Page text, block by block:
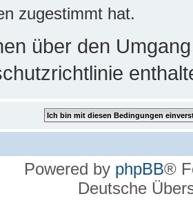
zugestimmt hat.
über den
Powered by phpBB®
Deutsche